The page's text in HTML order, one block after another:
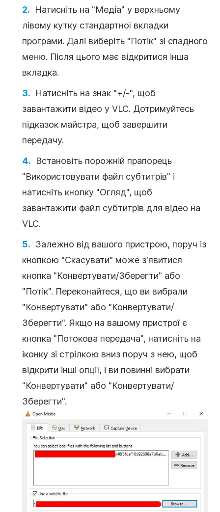
Натисніть на "Медіа" у верхньому
лівому кутку стандартної вкладки
програми. Далі виберіть "Потік" зі спадного
меню. Після цього має відкритися інша
вкладка.
Натисніть на знак "+/-", щоб
завантажити відео у VLC. Дотримуйтесь
підказок майстра, щоб завершити
передачу.
Встановіть порожній прапорець
"Використовувати файл субтитрів" і
натисніть кнопку "Огляд", щоб
завантажити файл субтитрів для відео на
VLC.
Залежно від вашого пристрою, поруч із
кнопкою "Скасувати" може з'явитися
кнопка "Конвертувати/Зберегти" або
"Потік". Переконайтеся, що ви вибрали
"Конвертувати" або "Конвертувати/
Зберегти". Якщо на вашому пристрої є
кнопка "Потокова передача", натисніть на
іконку зі стрілкою вниз поруч з нею, щоб
відкрити інші опції, і ви повинні вибрати
"Конвертувати" або "Конвертувати/
Зберегти".